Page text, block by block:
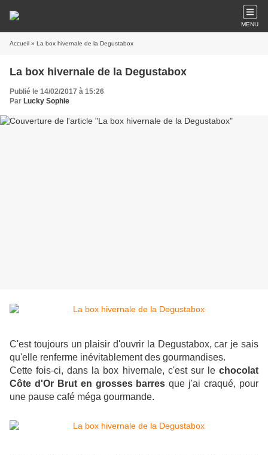
MENU
Accueil » La box hivernale de la Degustabox
La box hivernale de la Degustabox
Publié le 14/02/2017 à 15:26
Par Lucky Sophie
C'est toujours un plaisir d'ouvrir la Degustabox, car je sais
qu'elle renferme inévitablement des gourmandises.
Cette fois-ci, dans la box hivernale, c'est sur le chocolat
Côte d'Or Brut en grosses barres que j'ai craqué, pour
une pause café méga gourmande.